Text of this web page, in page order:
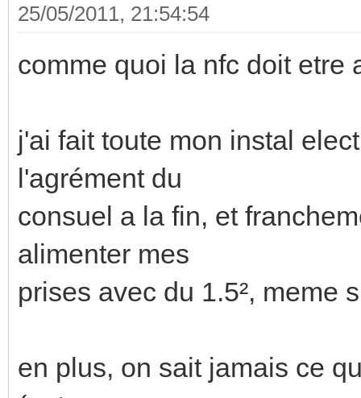
25/05/2011, 21:54:54
comme quoi la nfc doit etre
j'ai fait toute mon instal
l'agrément du
consuel a la fin, et
alimenter mes
prises avec du 1.5², meme
en plus, on sait jamais ce